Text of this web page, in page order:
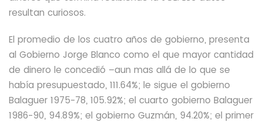
resultan curiosos.
El promedio de los cuatro años de gobierno, presenta
al Gobierno Jorge Blanco como el que mayor cantidad
de dinero le concedió –aun mas allá de lo que se
había presupuestado, 111.64%; le sigue el gobierno
Balaguer 1975-78, 105.92%; el cuarto gobierno Balaguer
1986-90, 94.89%; el gobierno Guzmán, 94.20%; el primer